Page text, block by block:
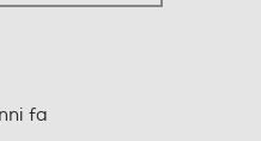
fa